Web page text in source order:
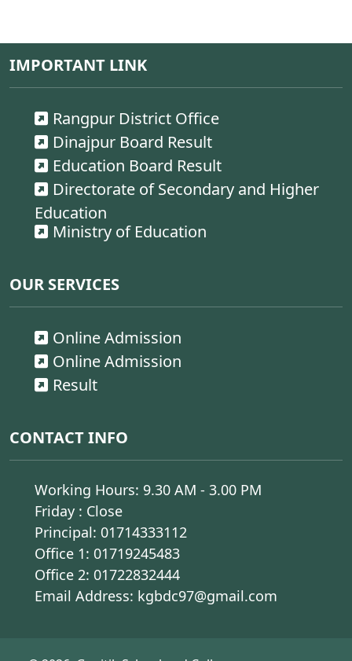
IMPORTANT LINK
Rangpur District Office
Dinajpur Board Result
Education Board Result
Directorate of Secondary and Higher
Education
Ministry of Education
OUR SERVICES
Online Admission
Online Admission
Result
CONTACT INFO
Working Hours: 9.30 AM - 3.00 PM
Friday : Close
Principal: 01714333112
Office 1: 01719245483
Office 2: 01722832444
Email Address: kgbdc97@gmail.com